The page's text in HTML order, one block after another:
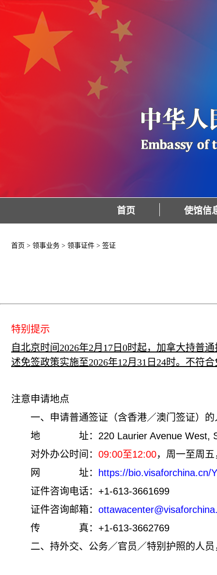
首页 使馆信
首页 > 领事业务 > 领事证件 > 签证
特别提示
自北京时间2026年2月17日0时起，加拿大持普
述免签政策实施至2026年12月31日24时。不符
注意申请地点
一、申请普通签证（含香港／澳门签证）的
地 址： 220 Laurier Avenue West,
对外办公时间： 09:00至12:00，周一至周
网 址：
https://bio.visaforchina.cn/
证件咨询电话： +1-613-3661699
证件咨询邮箱：
传 真： +1-613-3662769
二、持外交、公务／官员／特别护照的人员